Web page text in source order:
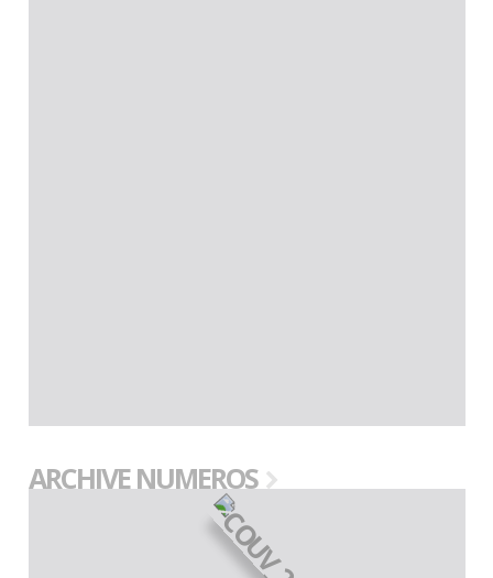
ARCHIVE NUMEROS